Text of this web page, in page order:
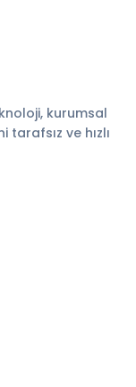
kurumsal
ve hızlı